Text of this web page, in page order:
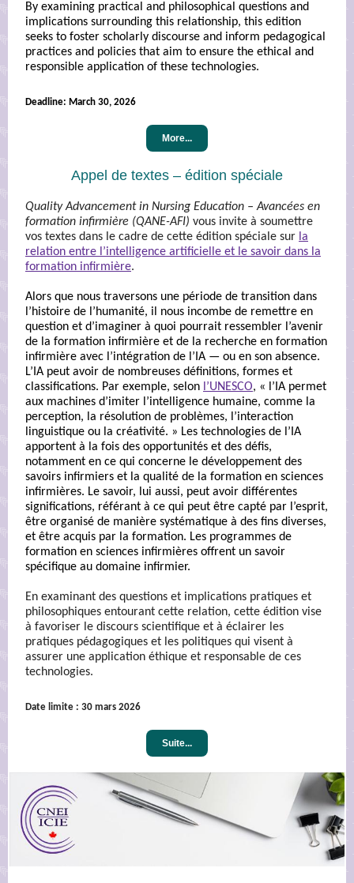
By examining practical and philosophical questions and
implications surrounding this relationship, this edition
seeks to foster scholarly discourse and inform pedagogical
practices and policies that aim to ensure the ethical and
responsible application of these technologies.
Deadline: March 30, 2026
More...
Appel de textes – édition spéciale
Quality Advancement in Nursing Education – Avancées en
formation infirmière (QANE-AFI) vous invite à soumettre
vos textes dans le cadre de cette édition spéciale sur la
relation entre l’intelligence artificielle et le savoir dans la
formation infirmière.
Alors que nous traversons une période de transition dans
l’histoire de l’humanité, il nous incombe de remettre en
question et d’imaginer à quoi pourrait ressembler l’avenir
de la formation infirmière et de la recherche en formation
infirmière avec l’intégration de l’IA — ou en son absence.
L’IA peut avoir de nombreuses définitions, formes et
classifications. Par exemple, selon l’UNESCO, « l’IA permet
aux machines d’imiter l’intelligence humaine, comme la
perception, la résolution de problèmes, l’interaction
linguistique ou la créativité. » Les technologies de l’IA
apportent à la fois des opportunités et des défis,
notamment en ce qui concerne le développement des
savoirs infirmiers et la qualité de la formation en sciences
infirmières. Le savoir, lui aussi, peut avoir différentes
significations, référant à ce qui peut être capté par l’esprit,
être organisé de manière systématique à des fins diverses,
et être acquis par la formation. Les programmes de
formation en sciences infirmières offrent un savoir
spécifique au domaine infirmier.
En examinant des questions et implications pratiques et
philosophiques entourant cette relation, cette édition vise
à favoriser le discours scientifique et à éclairer les
pratiques pédagogiques et les politiques qui visent à
assurer une application éthique et responsable de ces
technologies.
Date limite : 30 mars 2026
Suite...